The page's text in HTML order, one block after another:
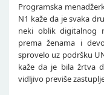
Programska
N1 kaže da je svaka
neki oblik digitalnog
prema ženama i
sprovelo uz podršku
kaže da je bila žrtva
vidljivo previše